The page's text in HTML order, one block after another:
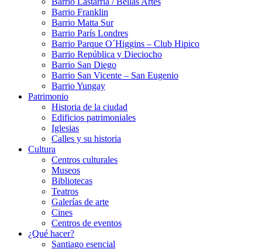
Barrio Franklin
Barrio Matta Sur
Barrio Parí­s Londres
Barrio Parque O´Higgins – Club Hipico
Barrio República y Dieciocho
Barrio San Diego
Barrio San Vicente – San Eugenio
Barrio Yungay
Patrimonio
Historia de la ciudad
Edificios patrimoniales
Iglesias
Calles y su historia
Cultura
Centros culturales
Museos
Bibliotecas
Teatros
Galerí­as de arte
Cines
Centros de eventos
¿Qué hacer?
Santiago esencial